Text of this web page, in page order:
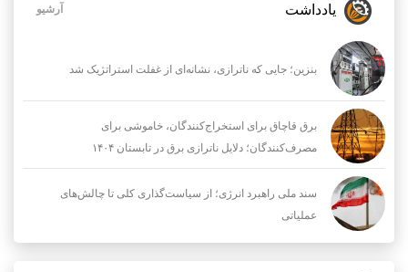
یادداشت آرشیو
بنزین؛ جایی که ناترازی، نشانه‌ای از غفلت استراتژیک شد
برق قاچاق برای استخراج‌کنندگان، خاموشی برای
مصرف‌کنندگان؛ دلایل ناترازی برق در تابستان ۱۴۰۴
سند ملی راهبرد انرژی؛ از سیاست‌گذاری کلی تا چالش‌های
عملیاتی